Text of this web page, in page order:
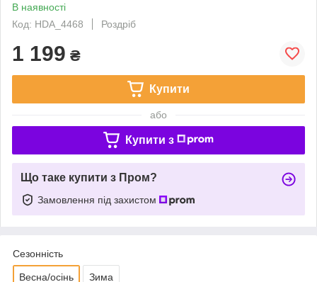
В наявності
Код: HDA_4468
Роздріб
1 199 ₴
Купити
або
Купити з
Що таке купити з Пром?
Замовлення під захистом
Сезонність
Весна/осінь Зима